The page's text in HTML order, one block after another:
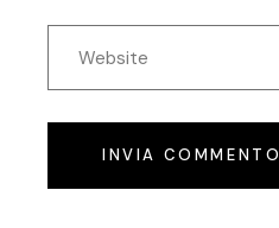
INVIA COMMENTO